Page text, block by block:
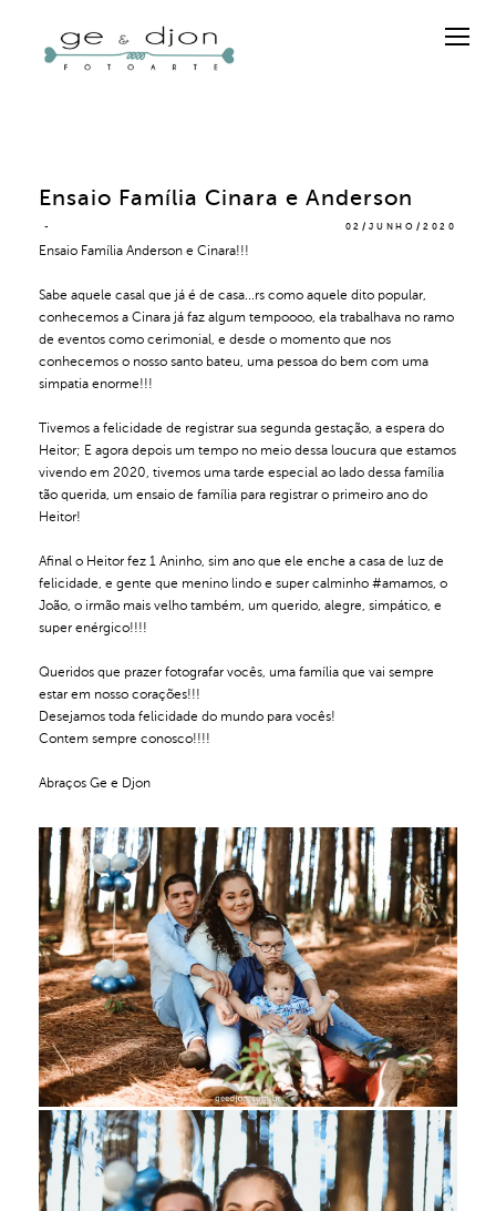
02/JUNHO/2020
Ensaio Família Cinara e Anderson
Ensaio Família Anderson e Cinara!!!
Sabe aquele casal que já é de casa...rs como aquele dito popular,
conhecemos a Cinara já faz algum tempoooo, ela trabalhava no ramo
de eventos como cerimonial, e desde o momento que nos
conhecemos o nosso santo bateu, uma pessoa do bem com uma
simpatia enorme!!!
Tivemos a felicidade de registrar sua segunda gestação, a espera do
Heitor; E agora depois um tempo no meio dessa loucura que estamos
vivendo em 2020, tivemos uma tarde especial ao lado dessa família
tão querida, um ensaio de família para registrar o primeiro ano do
Heitor!
Afinal o Heitor fez 1 Aninho, sim ano que ele enche a casa de luz de
felicidade, e gente que menino lindo e super calminho #amamos, o
João, o irmão mais velho também, um querido, alegre, simpático, e
super enérgico!!!!
Queridos que prazer fotografar vocês, uma família que vai sempre
estar em nosso corações!!!
Desejamos toda felicidade do mundo para vocês!
Contem sempre conosco!!!!
Abraços Ge e Djon